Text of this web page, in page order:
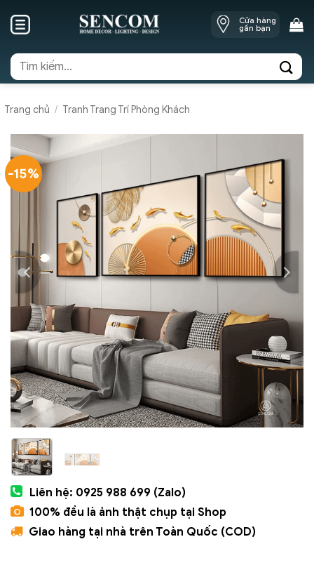
Cửa hàng
gần bạn
Tìm
kiếm:
Trang chủ / Tranh Trang Trí Phòng Khách
-15%
Liên hệ: 0925 988 699 (Zalo)
100% đều là ảnh thật chụp tại Shop
Giao hàng tại nhà trên Toàn Quốc (COD)